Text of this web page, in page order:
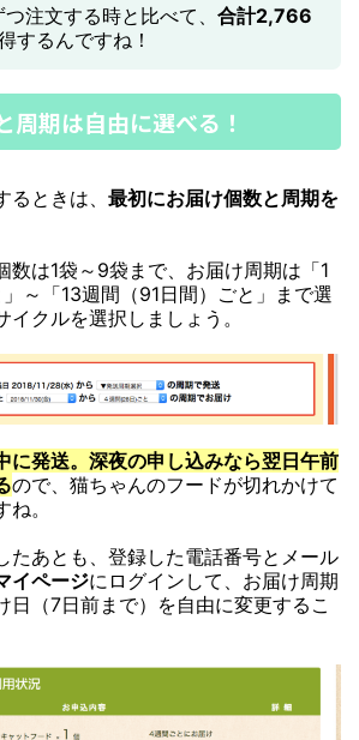
つ注文する時と比べて、 合計2,766
するんですね！
期は自由に選べる！
ときは、 最初にお届け個数と周期を
数は1袋～9袋まで、お届け周期は「1
～「13週間（91日間）ごと」まで選
クルを選択しましょう。
に発送。深夜の申し込みなら翌日午前
ので、猫ちゃんのフードが切れかけて
。
たあとも、登録した電話番号とメール
イページにログインして、お届け周期
日（7日前まで）を自由に変更するこ